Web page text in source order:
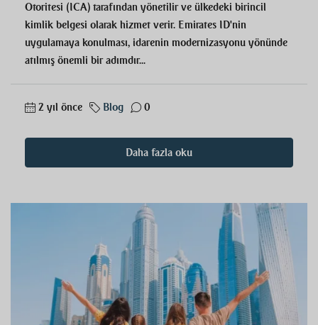
Otoritesi (ICA) tarafından yönetilir ve ülkedeki birincil
kimlik belgesi olarak hizmet verir. Emirates ID'nin
uygulamaya konulması, idarenin modernizasyonu yönünde
atılmış önemli bir adımdır...
2 yıl önce Blog 0
Daha fazla oku